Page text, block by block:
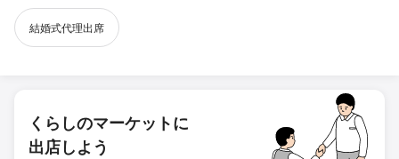
結婚式代理出席
くらしのマーケットに
出店しよう